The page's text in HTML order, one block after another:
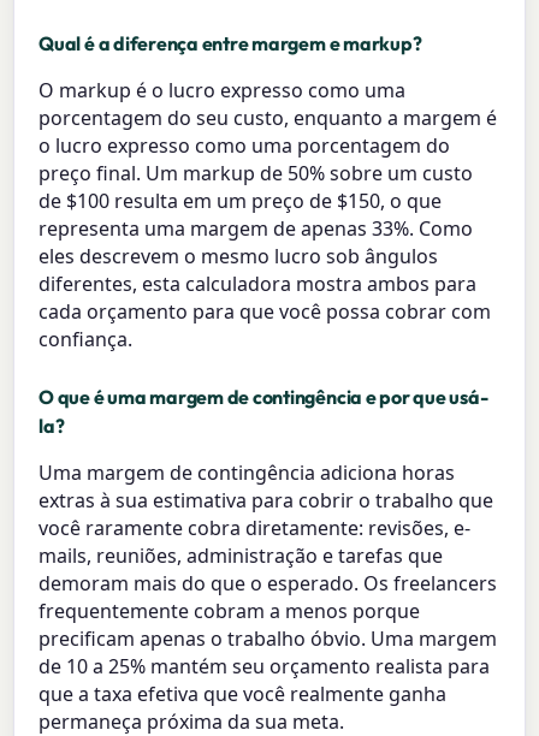
Qual é a diferença entre margem e markup?
O markup é o lucro expresso como uma
porcentagem do seu custo, enquanto a margem é
o lucro expresso como uma porcentagem do
preço final. Um markup de 50% sobre um custo
de $100 resulta em um preço de $150, o que
representa uma margem de apenas 33%. Como
eles descrevem o mesmo lucro sob ângulos
diferentes, esta calculadora mostra ambos para
cada orçamento para que você possa cobrar com
confiança.
O que é uma margem de contingência e por que usá-
la?
Uma margem de contingência adiciona horas
extras à sua estimativa para cobrir o trabalho que
você raramente cobra diretamente: revisões, e-
mails, reuniões, administração e tarefas que
demoram mais do que o esperado. Os freelancers
frequentemente cobram a menos porque
precificam apenas o trabalho óbvio. Uma margem
de 10 a 25% mantém seu orçamento realista para
que a taxa efetiva que você realmente ganha
permaneça próxima da sua meta.